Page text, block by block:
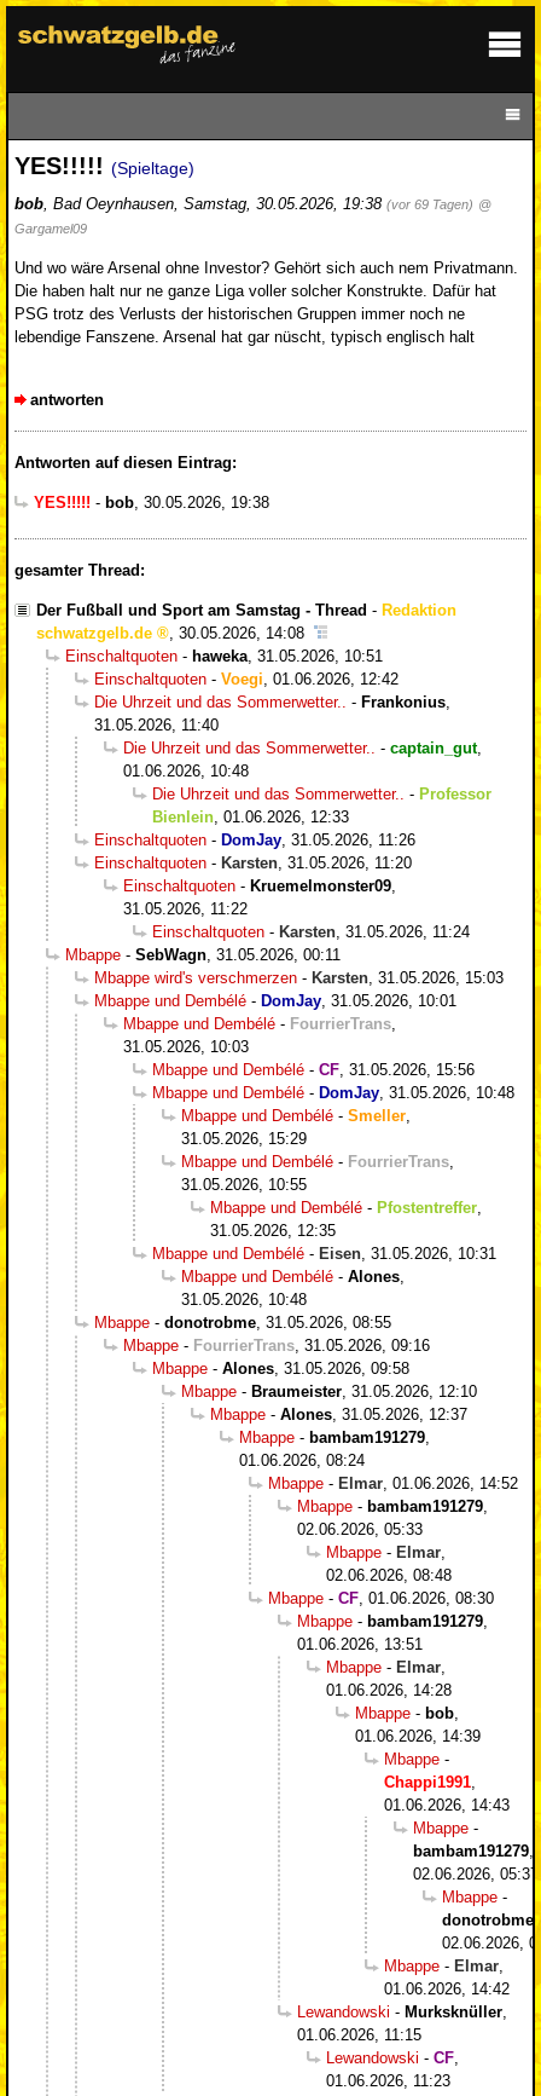
YES!!!!! (Spieltage)
bob, Bad Oeynhausen, Samstag, 30.05.2026, 19:38 (vor 69 Tagen) @
Gargamel09
Und wo wäre Arsenal ohne Investor? Gehört sich auch nem Privatmann.
Die haben halt nur ne ganze Liga voller solcher Konstrukte. Dafür hat
PSG trotz des Verlusts der historischen Gruppen immer noch ne
lebendige Fanszene. Arsenal hat gar nüscht, typisch englisch halt
antworten
Antworten auf diesen Eintrag:
YES!!!!! - bob, 30.05.2026, 19:38
gesamter Thread:
Der Fußball und Sport am Samstag - Thread - Redaktion
schwatzgelb.de
30.05.2026, 14:08
Einschaltquoten - haweka 31.05.2026, 10:51
Einschaltquoten - Voegi 01.06.2026, 12:42
Die Uhrzeit und das Sommerwetter..
- Frankonius
31.05.2026, 11:40
Die Uhrzeit und das Sommerwetter..
- captain_gut,
01.06.2026, 10:48
Die Uhrzeit und das Sommerwetter..
- Professor
Bienlein 01.06.2026, 12:33
Einschaltquoten - DomJay 31.05.2026, 11:26
Einschaltquoten - Karsten 31.05.2026, 11:20
Einschaltquoten - Kruemelmonster09
31.05.2026, 11:22
Einschaltquoten - Karsten 31.05.2026, 11:24
Mbappe - SebWagn 31.05.2026, 00:11
Mbappe wird's verschmerzen - Karsten 31.05.2026, 15:03
Mbappe und Dembélé - DomJay 31.05.2026, 10:01
Mbappe und Dembélé - FourrierTrans
31.05.2026, 10:03
Mbappe und Dembélé - CF 31.05.2026, 15:56
Mbappe und Dembélé - DomJay 31.05.2026, 10:48
Mbappe und Dembélé - Smeller
31.05.2026, 15:29
Mbappe und Dembélé - FourrierTrans
31.05.2026, 10:55
Mbappe und Dembélé - Pfostentreffer
31.05.2026, 12:35
Mbappe und Dembélé - Eisen 31.05.2026, 10:31
Mbappe und Dembélé - Alones
31.05.2026, 10:48
Mbappe - donotrobme 31.05.2026, 08:55
Mbappe - FourrierTrans 31.05.2026, 09:16
Mbappe - Alones 31.05.2026, 09:58
Mbappe - Braumeister 31.05.2026, 12:10
Mbappe - Alones 31.05.2026, 12:37
Mbappe - bambam191279
01.06.2026, 08:24
Mbappe - Elmar 01.06.2026, 14:52
Mbappe - bambam191279
02.06.2026, 05:33
Mbappe - Elmar
02.06.2026, 08:48
Mbappe - CF 01.06.2026, 08:30
Mbappe - bambam191279
01.06.2026, 13:51
Mbappe - Elmar
01.06.2026, 14:28
Mbappe - bob
01.06.2026, 14:39
Mbappe -
Chappi1991
01.06.2026, 14:43
Mbappe -
bambam191279
02.06.2026, 05:37
Mbappe -
donotrobme,
02.06.2026,
Mbappe - Elmar
01.06.2026, 14:42
Lewandowski - Murksknüller
01.06.2026, 11:15
Lewandowski - CF
01.06.2026, 11:23